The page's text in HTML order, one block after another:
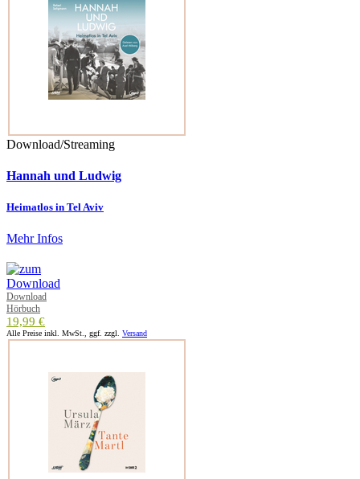
Download/Streaming
Hannah und Ludwig
Heimatlos in Tel Aviv
Mehr Infos
Download
Hörbuch
19,99 €
Alle Preise inkl. MwSt., ggf. zzgl. Versand